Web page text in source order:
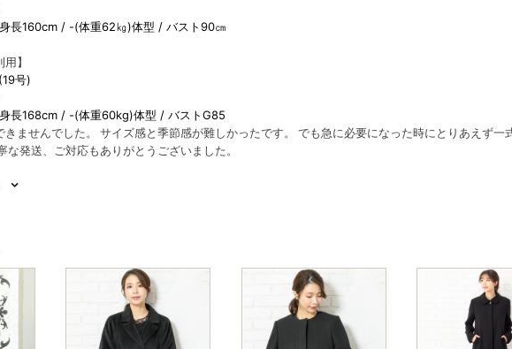
身長160cm -(体重62㎏)体型 バスト90㎝
】
号)
身長168cm -(体重60kg)体型
バストG85
きませんでした。 サイズ感と季節感が難しかったです。 でも急に必要になった時にとりあえず
な発送、ご対応もありがとうございました。